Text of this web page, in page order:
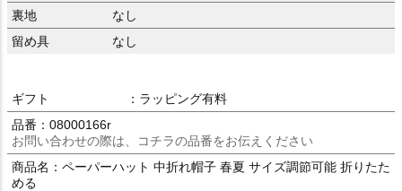
裏地
なし
留め具
なし
ギフト
：ラッピング有料
品番：08000166r
お問い合わせの際は、コチラの品番をお伝えください
商品名：ペーパーハット 中折れ帽子 春夏 サイズ調節可能 折りたた
める